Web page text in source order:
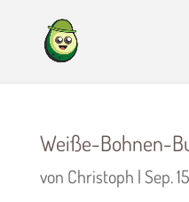
Weiße-Bohnen-
von Christoph | Sep.